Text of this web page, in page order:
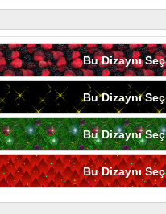
Bu Dizaynı Seç
Bu Dizaynı Seç
Bu Dizaynı Seç
Bu Dizaynı Seç